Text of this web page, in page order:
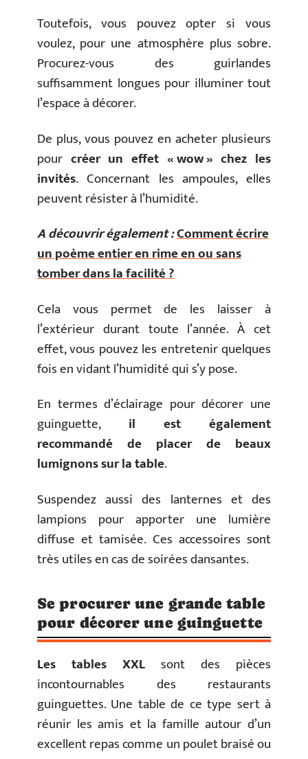
Toutefois, vous pouvez opter si vous
voulez, pour une atmosphère plus sobre.
Procurez-vous des guirlandes
suffisamment longues pour illuminer tout
l’espace à décorer.
De plus, vous pouvez en acheter plusieurs
pour créer un effet « wow » chez les
invités. Concernant les ampoules, elles
peuvent résister à l’humidité.
A découvrir également :Comment écrire
un poème entier en rime en ou sans
tomber dans la facilité ?
Cela vous permet de les laisser à
l’extérieur durant toute l’année. À cet
effet, vous pouvez les entretenir quelques
fois en vidant l’humidité qui s’y pose.
En termes d’éclairage pour décorer une
guinguette, il est également
recommandé de placer de beaux
lumignons sur la table.
Suspendez aussi des lanternes et des
lampions pour apporter une lumière
diffuse et tamisée. Ces accessoires sont
très utiles en cas de soirées dansantes.
Se procurer une grande table
pour décorer une guinguette
Les tables XXL sont des pièces
incontournables des restaurants
guinguettes. Une table de ce type sert à
réunir les amis et la famille autour d’un
excellent repas comme un poulet braisé ou